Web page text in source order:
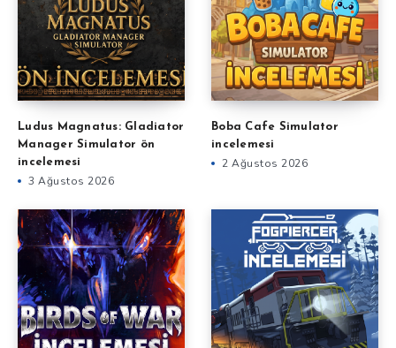
Ludus Magnatus: Gladiator
Manager Simulator ön
incelemesi
3 Ağustos 2026
Boba Cafe Simulator
incelemesi
2 Ağustos 2026